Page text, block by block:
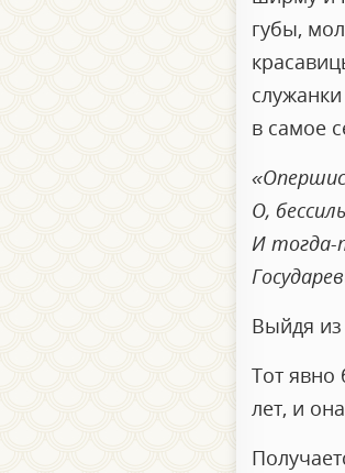
губы,
в самое
О,
И тогда-
Выйдя из
Тот явно
лет, и